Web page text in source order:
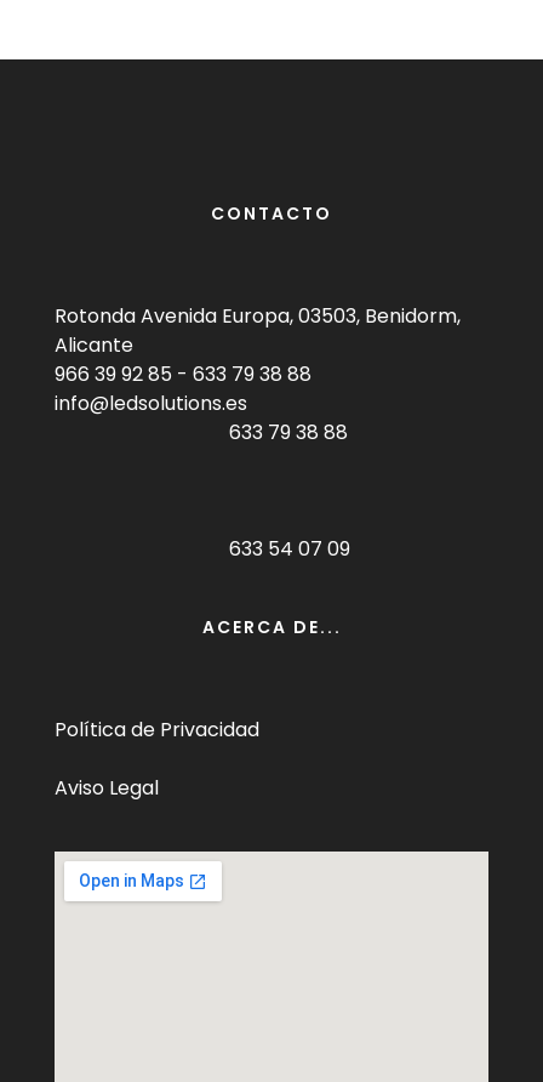
CONTACTO
Rotonda Avenida Europa, 03503, Benidorm,
Alicante
966 39 92 85 - 633 79 38 88
info@ledsolutions.es
633 79 38 88
633 54 07 09
ACERCA DE...
Política de Privacidad
Aviso Legal